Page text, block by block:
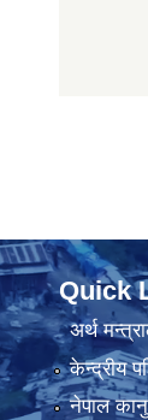
Quick
अर्थ
केन्द्रीय
नेपाल